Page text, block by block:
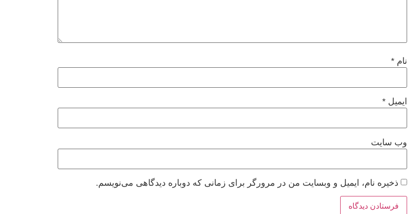
نام *
ایمیل *
وب‌ سایت
ذخیره نام، ایمیل و وبسایت من در مرورگر برای زمانی که دوباره دیدگاهی می‌نویسم.